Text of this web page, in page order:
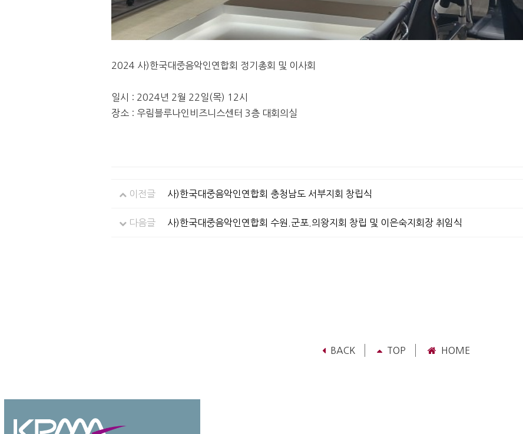
2024 사)한국대중음악인연합회 정기총회 및 이사회
일시 : 2024년 2월 22일(목) 12시
장소 : 우림블루나인비즈니스센터 3층 대회의실
이전글 사)한국대중음악인연합회 충청남도 서부지회 창립식
다음글 사)한국대중음악인연합회 수원.군포.의왕지회 창립 및 이은숙지회장 취임식
BACK TOP HOME